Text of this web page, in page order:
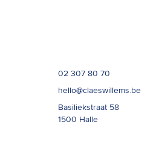
02 307 80 70
hello@claeswillems.be
Basiliekstraat 58
1500 Halle